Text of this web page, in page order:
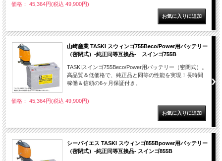
価格： 45,364円(税込 49,900円)
山崎産業 TASKI スウィンゴ755Beco/Power用バッテリー
（密閉式）-純正同等互換品- スインゴ755B
TASKIスインゴ755Beco/Power用バッテリー（密閉式）。
高品質＆低価格で、純正品と同等の性能を実現！長時間
稼働＆信頼の6ヶ月保証付き。
価格： 45,364円(税込 49,900円)
シーバイエス TASKI スウィンゴ855Bpower用バッテリー
（密閉式）-純正同等互換品- スインゴ855B